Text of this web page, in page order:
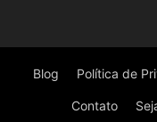
Blog Política de
Contato